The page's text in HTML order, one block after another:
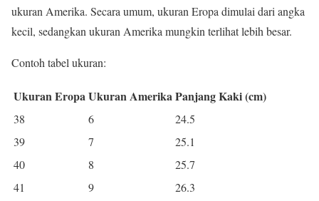
ukuran Amerika. Secara umum, ukuran Eropa dimulai dari angka
kecil, sedangkan ukuran Amerika mungkin terlihat lebih besar.
Contoh tabel ukuran:
Ukuran EropaUkuran AmerikaPanjang Kaki (cm)
38 6
24.5
39
7
25.1
40
8
25.7
41
9
26.3